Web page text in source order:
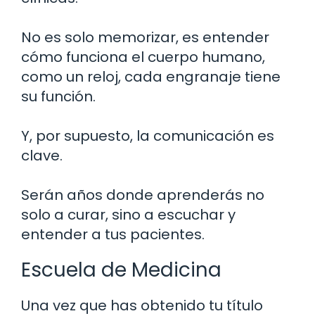
No es solo memorizar, es entender
cómo funciona el cuerpo humano,
como un reloj, cada engranaje tiene
su función.
Y, por supuesto, la comunicación es
clave.
Serán años donde aprenderás no
solo a curar, sino a escuchar y
entender a tus pacientes.
Escuela de Medicina
Una vez que has obtenido tu título